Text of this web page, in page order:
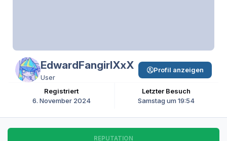
EdwardFangirlXxX
User
Registriert
6. November 2024
Letzter Besuch
Samstag um 19:54
Profil anzeigen
REPUTATION